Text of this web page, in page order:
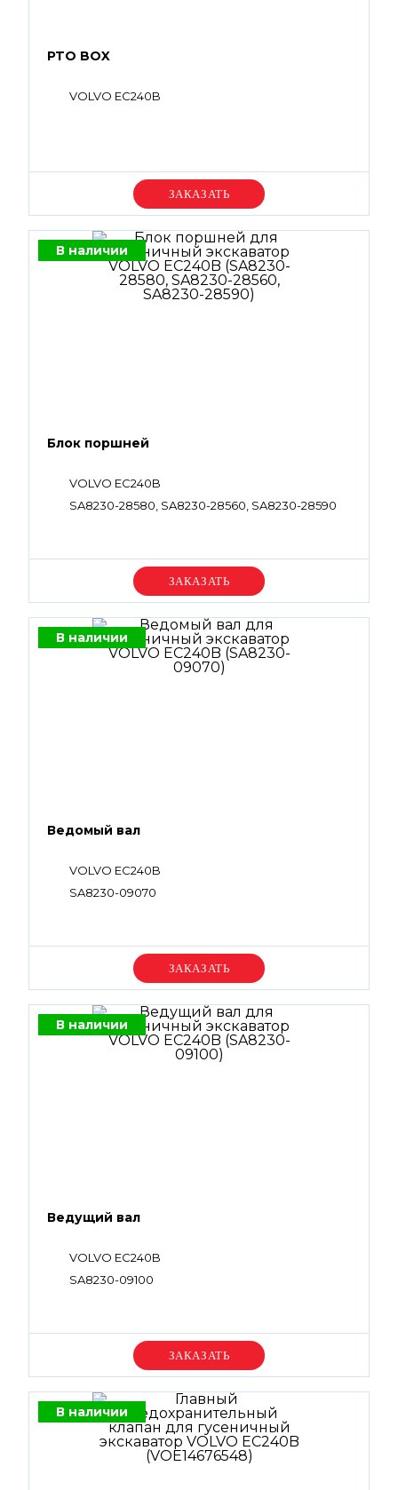
PTO BOX
VOLVO EC240B
Уточняйте цену
В наличии
Блок поршней
VOLVO EC240B
SA8230-28580, SA8230-28560, SA8230-28590
Уточняйте цену
В наличии
Ведомый вал
VOLVO EC240B
SA8230-09070
Уточняйте цену
В наличии
Ведущий вал
VOLVO EC240B
SA8230-09100
Уточняйте цену
В наличии